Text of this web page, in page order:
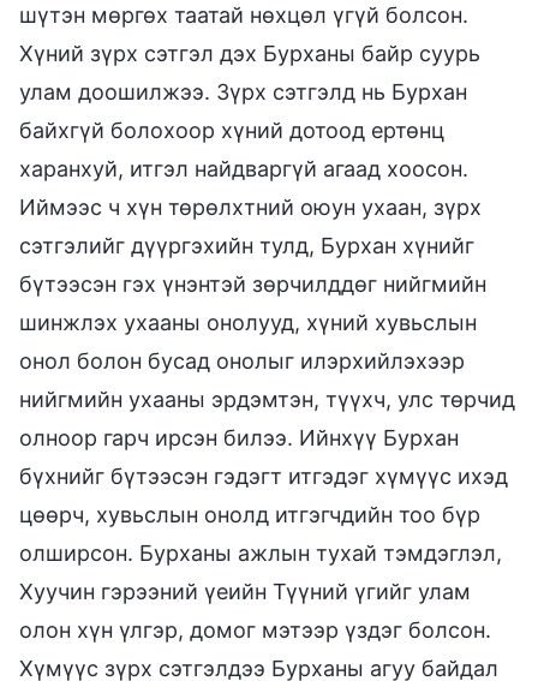
шүтэн мөргөх таатай нөхцөл үгүй болсон.
Хүний зүрх сэтгэл дэх Бурханы байр суурь
улам доошилжээ. Зүрх сэтгэлд нь Бурхан
байхгүй болохоор хүний дотоод ертөнц
харанхуй, итгэл найдваргүй агаад хоосон.
Иймээс ч хүн төрөлхтний оюун ухаан, зүрх
сэтгэлийг дүүргэхийн тулд, Бурхан хүнийг
бүтээсэн гэх үнэнтэй зөрчилддөг нийгмийн
шинжлэх ухааны онолууд, хүний хувьслын
онол болон бусад онолыг илэрхийлэхээр
нийгмийн ухааны эрдэмтэн, түүхч, улс төрчид
олноор гарч ирсэн билээ. Ийнхүү Бурхан
бүхнийг бүтээсэн гэдэгт итгэдэг хүмүүс ихэд
цөөрч, хувьслын онолд итгэгчдийн тоо бүр
олширсон. Бурханы ажлын тухай тэмдэглэл,
Хуучин гэрээний үеийн Түүний үгийг улам
олон хүн үлгэр, домог мэтээр үздэг болсон.
Хүмүүс зүрх сэтгэлдээ Бурханы агуу байдал